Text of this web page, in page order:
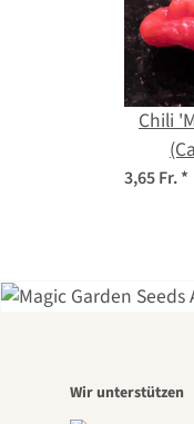
Chili
3,65 Fr.*
Wir unterstützen